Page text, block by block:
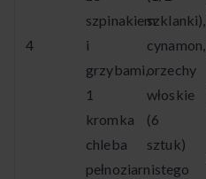
4
szpinakiem
i
grzybami,
1
kromka
chleba
pełnoziarnistego
szklanki),
cynamon,
orzechy
włoskie
(6
sztuk)